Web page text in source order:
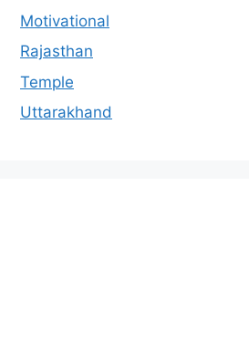
Motivational
Rajasthan
Temple
Uttarakhand